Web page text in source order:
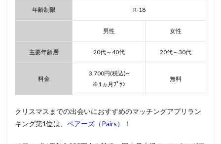
年齢制限 R-18
男性 女性
主要年齢層 20代～40代 20代～30代
料金
3,700円(税込)~
※1ヵ月ﾌﾟﾗﾝ
無料
クリスマスまでの出会いにおすすめのマッチングアプリラン
キング第1位は、 ペアーズ（Pairs） ！